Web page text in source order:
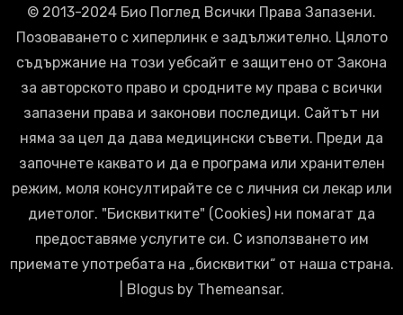
© 2013-2024 Био Поглед Всички Права Запазени.
Позоваването с хиперлинк е задължително. Цялото
съдържание на този уебсайт е защитено от Закона
за авторското право и сродните му права с всички
запазени права и законови последици. Сайтът ни
няма за цел да дава медицински съвети. Преди да
започнете каквато и да е програма или хранителен
режим, моля консултирайте се с личния си лекар или
диетолог. "Бисквитките" (Cookies) ни помагат да
предоставяме услугите си. С използването им
приемате употребата на „бисквитки“ от наша страна.
Blogusby Themeansar.